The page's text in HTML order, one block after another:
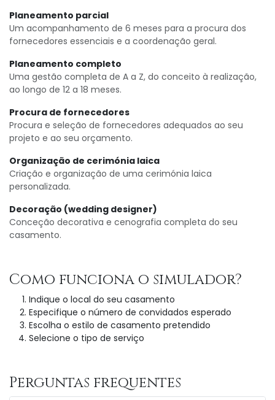
Planeamento parcial
Um acompanhamento de 6 meses para a procura dos
fornecedores essenciais e a coordenação geral.
Planeamento completo
Uma gestão completa de A a Z, do conceito à realização,
ao longo de 12 a 18 meses.
Procura de fornecedores
Procura e seleção de fornecedores adequados ao seu
projeto e ao seu orçamento.
Organização de cerimónia laica
Criação e organização de uma cerimónia laica
personalizada.
Decoração (wedding designer)
Conceção decorativa e cenografia completa do seu
casamento.
Como funciona o simulador?
Indique o local do seu casamento
Especifique o número de convidados esperado
Escolha o estilo de casamento pretendido
Selecione o tipo de serviço
Perguntas frequentes